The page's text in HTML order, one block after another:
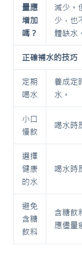
量應
增加
嗎？
減少。
少，也
體缺水
正確補水的技巧
定期
喝水
養成定
水。
小口
慢飲
喝水時
選擇
健康
的水
喝水時
避免
含糖
飲料
含糖飲
應儘量